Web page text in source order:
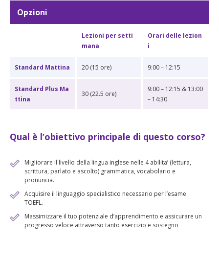
Opzioni
Lezioni per setti
mana
Orari delle lezion
i
Standard Mattina 20 (15 ore) 9:00 – 12:15
Standard Plus Ma
ttina
30 (22.5 ore)
9:00 – 12:15 & 13:00
– 14:30
Qual è l’obiettivo principale di questo corso?
Migliorare il livello della lingua inglese nelle 4 abilita’ (lettura,
scrittura, parlato e ascolto) grammatica, vocabolario e
pronuncia.
Acquisire il linguaggio specialistico necessario per l’esame
TOEFL.
Massimizzare il tuo potenziale d’apprendimento e assicurare un
progresso veloce attraverso tanto esercizio e sostegno